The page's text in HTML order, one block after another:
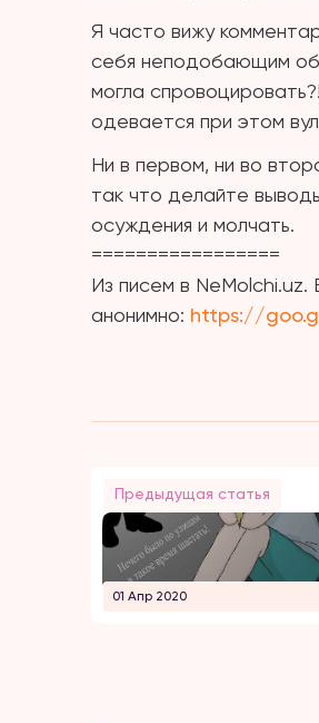
Я часто вижу
себя неподобающим
могла
одевается при этом
Ни в первом, ни во
так что делайте
осуждения и молчать.
=================
Из писем в
анонимно: https://
Предыдущая статья
01 Апр 2020